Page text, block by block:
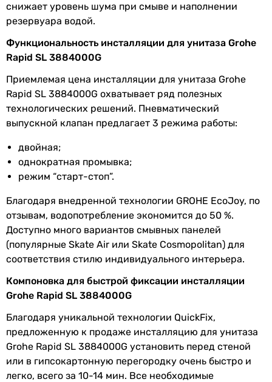
Характеристики, комплектация и фотографии Grohe Rapid SL
3884000G носят ознакомительный характер и могут
несет ответственности за изменения, внесенные
производителем.
снижает уровень шума при смыве и наполнении
резервуара водой.
Функциональность инсталляции для унитаза Grohe
Rapid SL 3884000G
Приемлемая цена инсталляции для унитаза Grohe
Rapid SL 3884000G охватывает ряд полезных
технологических решений. Пневматический
выпускной клапан предлагает 3 режима работы:
двойная;
однократная промывка;
режим “старт-стоп”.
Благодаря внедренной технологии GROHE EcoJoy, по
отзывам, водопотребление экономится до 50 %.
Доступно много вариантов смывных панелей
(популярные Skate Air или Skate Cosmopolitan) для
соответствия стилю индивидуального интерьера.
Компоновка для быстрой фиксации инсталляции
Grohe Rapid SL 3884000G
Благодаря уникальной технологии QuickFix,
предложенную к продаже инсталляцию для унитаза
Grohe Rapid SL 3884000G установить перед стеной
или в гипсокартонную перегородку очень быстро и
легко, всего за 10-14 мин. Все необходимые